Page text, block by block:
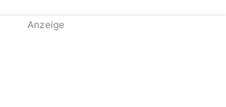
Anzeige